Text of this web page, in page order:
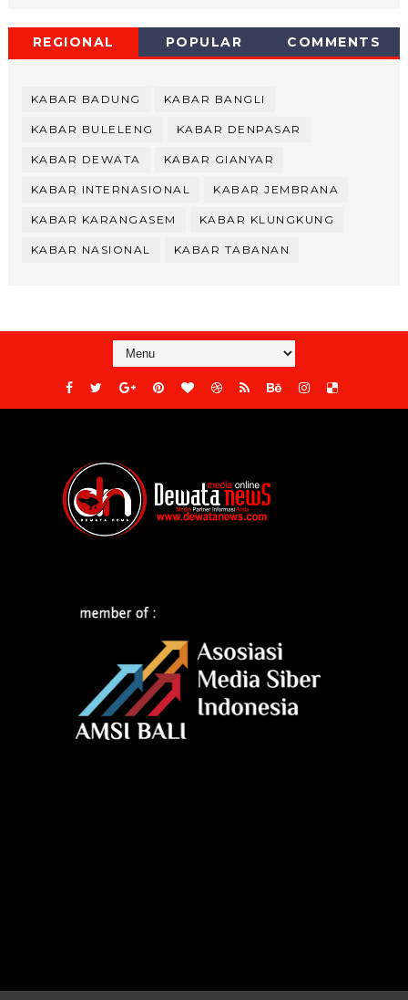
REGIONAL POPULAR COMMENTS
KABAR BADUNG KABAR BANGLI
KABAR BULELENG KABAR DENPASAR
KABAR DEWATA KABAR GIANYAR
KABAR INTERNASIONAL KABAR JEMBRANA
KABAR KARANGASEM KABAR KLUNGKUNG
KABAR NASIONAL KABAR TABANAN